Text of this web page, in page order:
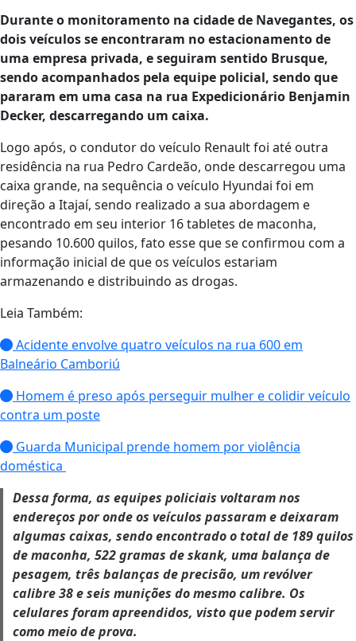
Durante o monitoramento na cidade de Navegantes, os
dois veículos se encontraram no estacionamento de
uma empresa privada, e seguiram sentido Brusque,
sendo acompanhados pela equipe policial, sendo que
pararam em uma casa na rua Expedicionário Benjamin
Decker, descarregando um caixa.
Logo após, o condutor do veículo Renault foi até outra
residência na rua Pedro Cardeão, onde descarregou uma
caixa grande, na sequência o veículo Hyundai foi em
direção a Itajaí, sendo realizado a sua abordagem e
encontrado em seu interior 16 tabletes de maconha,
pesando 10.600 quilos, fato esse que se confirmou com a
informação inicial de que os veículos estariam
armazenando e distribuindo as drogas.
Leia Também:
Acidente envolve quatro veículos na rua 600 em
Balneário Camboriú
Homem é preso após perseguir mulher e colidir veículo
contra um poste
Guarda Municipal prende homem por violência
doméstica
Dessa forma, as equipes policiais voltaram nos
endereços por onde os veículos passaram e deixaram
algumas caixas, sendo encontrado o total de 189 quilos
de maconha, 522 gramas de skank, uma balança de
pesagem, três balanças de precisão, um revólver
calibre 38 e seis munições do mesmo calibre. Os
celulares foram apreendidos, visto que podem servir
como meio de prova.